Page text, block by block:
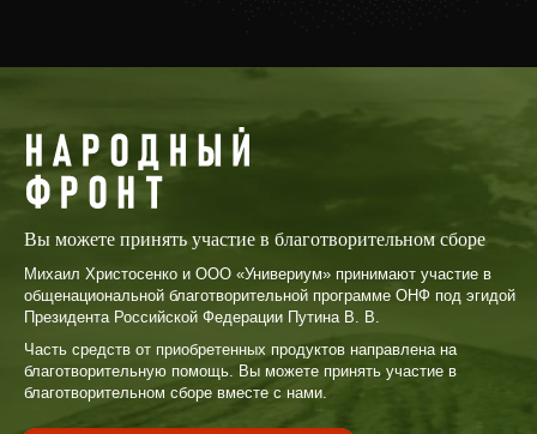
Вы можете принять участие в благотворительном сборе
Михаил Христосенко и ООО «Универиум» принимают участие в
общенациональной благотворительной программе ОНФ под эгидой
Президента Российской Федерации Путина В. В.
Часть средств от приобретенных продуктов направлена на
благотворительную помощь. Вы можете принять участие в
благотворительном сборе вместе с нами.